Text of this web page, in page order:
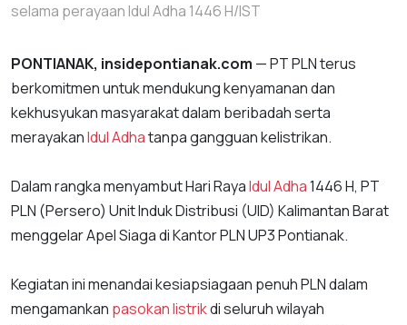
selama perayaan Idul Adha 1446 H/IST
PONTIANAK, insidepontianak.com — PT PLN terus
berkomitmen untuk mendukung kenyamanan dan
kekhusyukan masyarakat dalam beribadah serta
merayakanIdul Adhatanpa gangguan kelistrikan.
Dalam rangka menyambut Hari RayaIdul Adha1446 H, PT
PLN (Persero) Unit Induk Distribusi (UID) Kalimantan Barat
menggelar Apel Siaga di Kantor PLN UP3 Pontianak.
Kegiatan ini menandai kesiapsiagaan penuh PLN dalam
mengamankan pasokan listrikdi seluruh wilayah